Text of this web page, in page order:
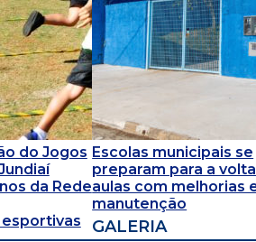
do Jogos
da Rede
Escolas municipais se
preparam para a
aulas com melhorias
manutenção
GALERIA